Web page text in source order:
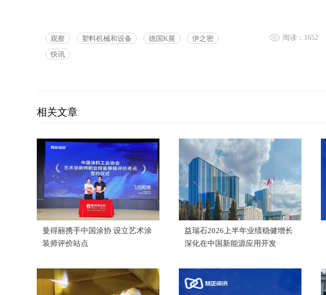
观察 塑料机械和设备 德国K展 伊之密
快讯
阅读：1652
相关文章
曼得丽携手中国涂协 设立艺术涂
装师评价站点
益瑞石2026上半年业绩稳健增长
深化在中国新能源应用开发